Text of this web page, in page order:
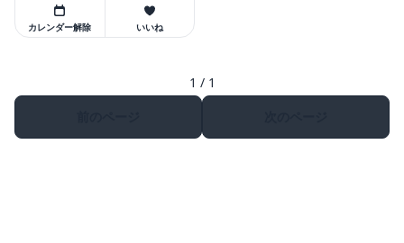
カレンダー解除 いいね
1 / 1